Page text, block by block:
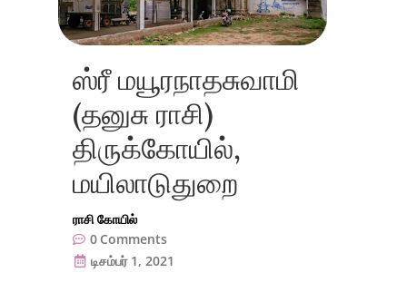
ஸ்ரீ மயூரநாதசுவாமி
(தனுசு ராசி)
திருக்கோயில்,
மயிலாடுதுறை
ராசி கோயில்
0 Comments
டிசம்பர் 1, 2021